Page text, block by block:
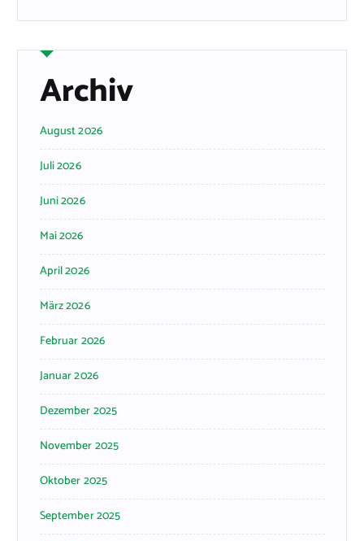
Archiv
August 2026
Juli 2026
Juni 2026
Mai 2026
April 2026
März 2026
Februar 2026
Januar 2026
Dezember 2025
November 2025
Oktober 2025
September 2025